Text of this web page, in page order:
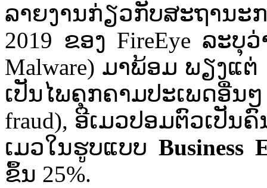
ລາຍ​ງານ​ກ່ຽວກັບ​ສະຖານະ
2019 ຂອງ​ FireEye ລະ​
Malware) ມາ​ພ້ອມ ພຽງ​ແ
ເປັນ​ໄພ​ຄຸກ​ຄາມ​ປະ​ເພດ​ອື່ນ​ໆ​
fraud), ອີ​ເມວປອມ​ຕົວ​ເປັນ​ຄົ
ເມວ​ໃນ​ຮູບ​ແບບ​ Business
ຂຶ້ນ​ 25%.